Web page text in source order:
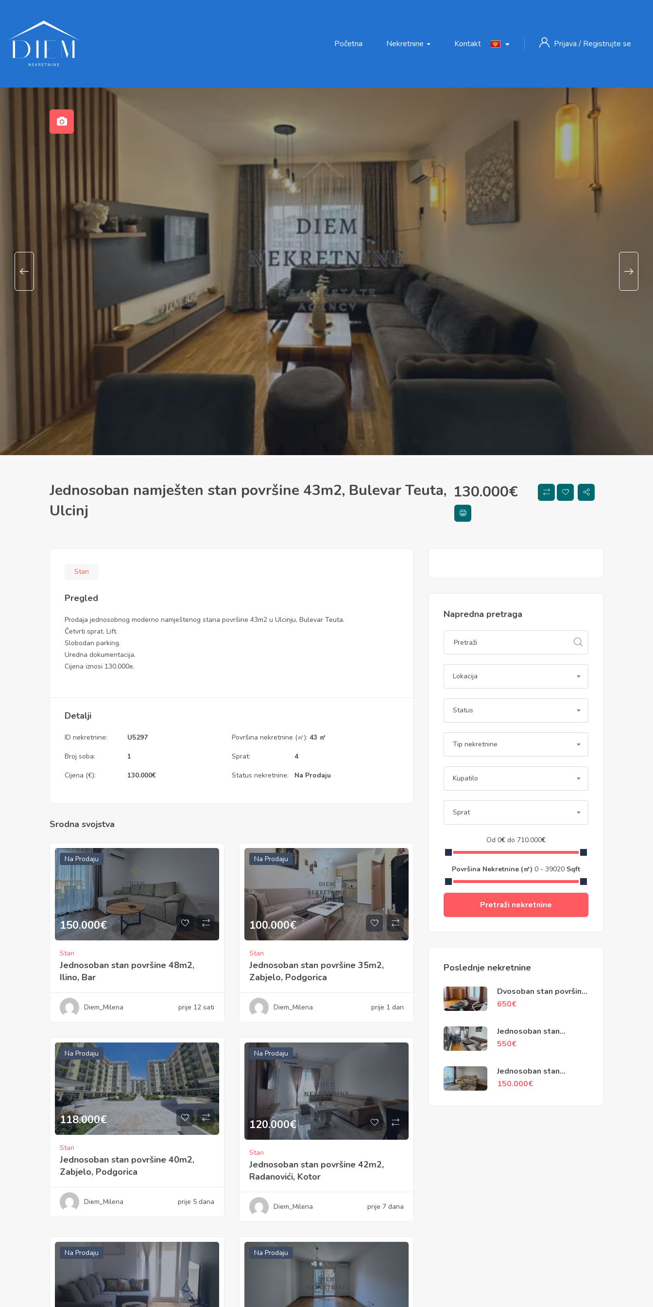
Početna Nekretnine Kontakt Prijava / Registrujte se
Jednosoban namješten stan površine 43m2, Bulevar Teuta,
Ulcinj
130.000€
Stan
Pregled
Prodaja jednosobnog moderno namještenog stana površine 43m2 u Ulcinju, Bulevar Teuta.
Četvrti sprat. Lift.
Slobodan parking.
Uredna dokumentacija.
Cijena iznosi 130.000e.
Detalji
ID nekretnine: U5297 Površina nekretnine (㎡): 43 ㎡
Broj soba: 1 Sprat: 4
Cijena (€): 130.000€ Status nekretnine: Na Prodaju
Srodna svojstva
Na Prodaju
150.000€
Stan
Jednosoban stan površine 48m2,
Ilino, Bar
Diem_Milena prije 12 sati
Na Prodaju
100.000€
Stan
Jednosoban stan površine 35m2,
Zabjelo, Podgorica
Diem_Milena prije 1 dan
Na Prodaju
118.000€
Stan
Jednosoban stan površine 40m2,
Zabjelo, Podgorica
Diem_Milena prije 5 dana
Na Prodaju
120.000€
Stan
Jednosoban stan površine 42m2,
Radanovići, Kotor
Diem_Milena prije 7 dana
Na Prodaju Na Prodaju
Napredna pretraga
Lokacija
Status
Tip nekretnine
Kupatilo
Sprat
Od 0€ do 710.000€
Površina Nekretnine (㎡) 0 - 39020 Sqft
Pretraži nekretnine
Poslednje nekretnine
Dvosoban stan površine
79m2, Kotor
650€
Jednosoban stan
površine 45m2,
550€
Jednosoban stan
površine 48m2, Ilino, Bar
150.000€